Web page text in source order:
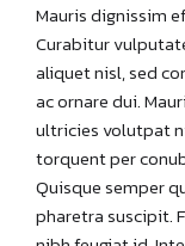
Mauris dignissim
Curabitur
aliquet nisl, sed
ac ornare dui.
ultricies volutpat
torquent per
Quisque semper
pharetra suscipit.